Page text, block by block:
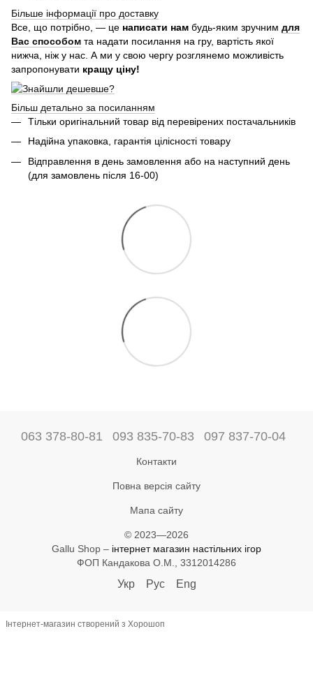
Більше інформації про доставку
Все, що потрібно, — це написати нам будь-яким зручним для
Вас способом та надати посилання на гру, вартість якої
нижча, ніж у нас. А ми у свою чергу розглянемо можливість
запропонувати кращу ціну!
Більш детально за посиланням
Тільки оригінальний товар від перевірених постачальників
Надійна упаковка, гарантія цілісності товару
Відправлення в день замовлення або на наступний день
(для замовлень після 16-00)
063 378-80-81 093 835-70-83 097 837-70-04
Контакти
Повна версія сайту
Мапа сайту
© 2023—2026
Gallu Shop – інтернет магазин настільних ігор
ФОП Кандакова О.М., 3312014286
Укр Рус Eng
Інтернет-магазин створений з Хорошоп